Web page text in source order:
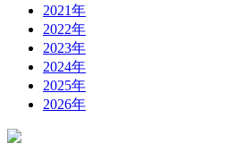
2021年
2022年
2023年
2024年
2025年
2026年